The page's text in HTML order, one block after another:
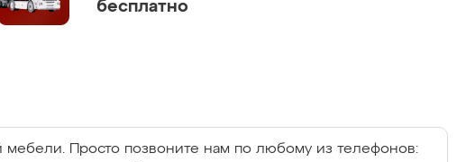
бесплатно
мебели. Просто позвоните нам по любому из телефонов: